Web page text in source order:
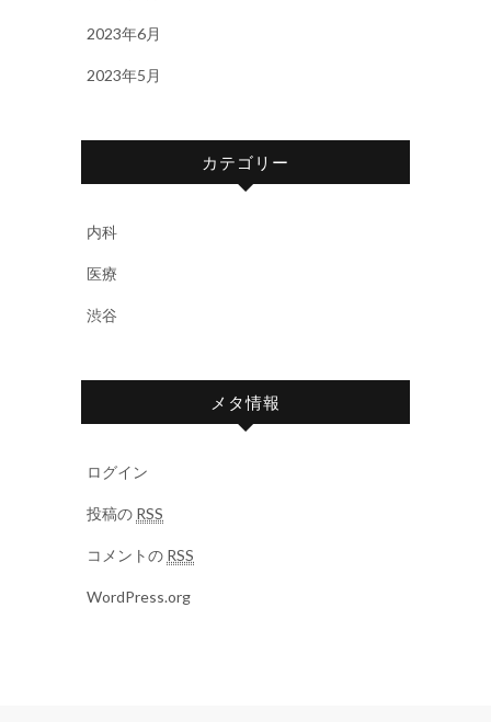
2023年6月
2023年5月
カテゴリー
内科
医療
渋谷
メタ情報
ログイン
投稿の RSS
コメントの RSS
WordPress.org